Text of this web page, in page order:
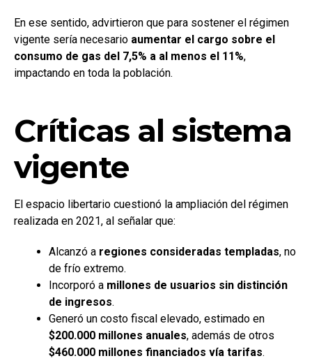
En ese sentido, advirtieron que para sostener el régimen
vigente sería necesario aumentar el cargo sobre el
consumo de gas del 7,5% a al menos el 11%,
impactando en toda la población.
Críticas al sistema
vigente
El espacio libertario cuestionó la ampliación del régimen
realizada en 2021, al señalar que:
Alcanzó a regiones consideradas templadas, no
de frío extremo.
Incorporó a millones de usuarios sin distinción
de ingresos.
Generó un costo fiscal elevado, estimado en
$200.000 millones anuales, además de otros
$460.000 millones financiados vía tarifas.